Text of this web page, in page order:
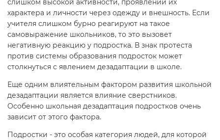
слишком высокой активности, проявлении их
характера и личности через одежду и внешность. Если
учителя слишком бурно реагируют на такое
самовыражение школьников, то это вызовет
негативную реакцию у подростка. В знак протеста
против системы образования подросток может
столкнуться с явлением дезадаптации в школе.
Еще одним влиятельным фактором развития школьной
дезадаптации является влияние сверстников.
Особенно школьная дезадаптация подростков очень
зависит от этого фактора.
Подростки - это особая категория людей, для которой